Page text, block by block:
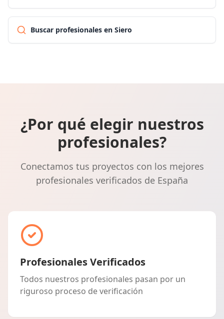
Buscar profesionales en Siero
¿Por qué elegir nuestros
profesionales?
Conectamos tus proyectos con los mejores
profesionales verificados de España
Profesionales Verificados
Todos nuestros profesionales pasan por un
riguroso proceso de verificación